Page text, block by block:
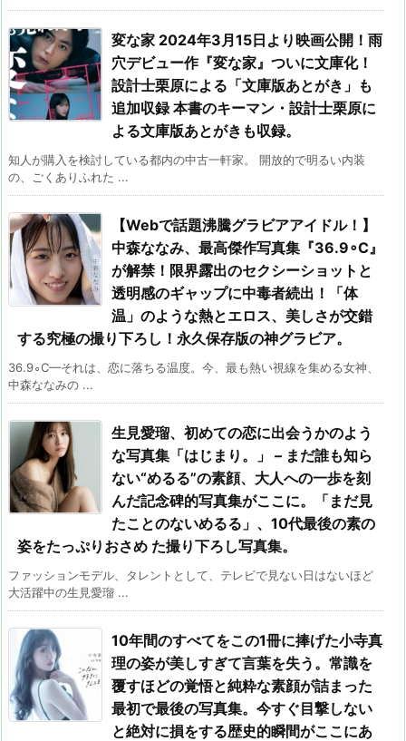
変な家 2024年3月15日より映画公開！雨
穴デビュー作『変な家』ついに文庫化！
設計士栗原による「文庫版あとがき」も
追加収録 本書のキーマン・設計士栗原に
よる文庫版あとがきも収録。
知人が購入を検討している都内の中古一軒家。 開放的で明るい内装
の、ごくありふれた ...
【Webで話題沸騰グラビアアイドル！】
中森ななみ、最高傑作写真集『36.9∘C』
が解禁！限界露出のセクシーショットと
透明感のギャップに中毒者続出！「体
温」のような熱とエロス、美しさが交錯
する究極の撮り下ろし！永久保存版の神グラビア。
36.9∘C—それは、恋に落ちる温度。今、最も熱い視線を集める女神、
中森ななみの ...
生見愛瑠、初めての恋に出会うかのよう
な写真集「はじまり。」 – まだ誰も知ら
ない“めるる”の素顔、大人への一歩を刻
んだ記念碑的写真集がここに。「まだ見
たことのないめるる」、10代最後の素の
姿をたっぷりおさめ た撮り下ろし写真集。
ファッションモデル、タレントとして、テレビで見ない日はないほど
大活躍中の生見愛瑠 ...
10年間のすべてをこの1冊に捧げた小寺真
理の姿が美しすぎて言葉を失う。常識を
覆すほどの覚悟と純粋な素顔が詰まった
最初で最後の写真集。今すぐ目撃しない
と絶対に損をする歴史的瞬間がここにあ